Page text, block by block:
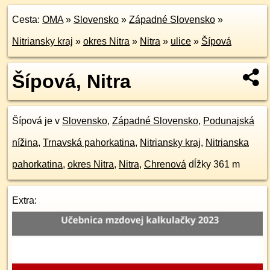
Cesta: OMA» Slovensko » Západné Slovensko »
Nitriansky kraj » okres Nitra » Nitra » ulice » Šípová
Šípová, Nitra
Šípová je v Slovensko, Západné Slovensko, Podunajská
nížina, Trnavská pahorkatina, Nitriansky kraj, Nitrianska
pahorkatina, okres Nitra, Nitra, Chrenová dĺžky 361 m
Extra: